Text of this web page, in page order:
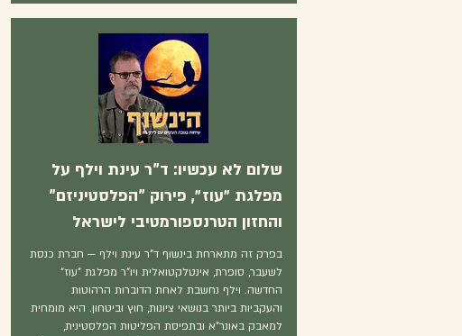
שלום לא עכשיו: ד"ר עינת וילף על
מפלגת ״עוז״, פירוק "הפלסטיניזם"
והחזון הטרנספורמטיבי לישראל
בפרק זה מתארחת בינשוף ד"ר עינת וילף — חברת כנסת
לשעבר, סופרת, אינטלקטואלית ויו"ר מפלגת "עוז"
החדשה. וילף נחשבת לאחת הדוברות הרהוטות
והעקביות ביותר בנושאי ציונות, חוץ וביטחון. היא מומחית
למאבק באונר"א ובתפיסת הפליטות הפלסטינית,